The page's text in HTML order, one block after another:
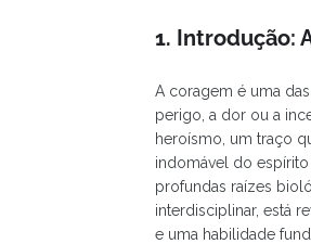
1. Introdução:
A coragem é uma
perigo, a dor ou a
heroísmo, um traço
indomável do
profundas raízes
interdisciplinar, está
e uma habilidade